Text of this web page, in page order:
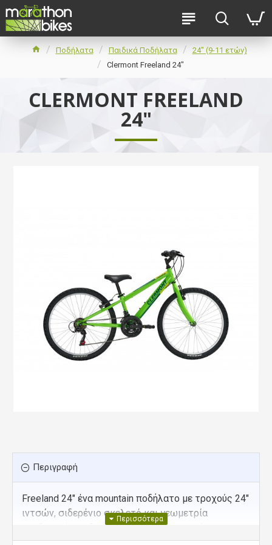
Ποδήλατα Παιδικά Ποδήλατα
24" (9-11 ετών)
Clermont Freeland 24"
CLERMONT FREELAND
24"
Περιγραφή
Freeland 24″ ένα mountain ποδήλατο με τροχούς 24″
ιντσών, σιδερένιο σκελετό και γεωμετρία
σχεδιασμένη ειδικά για να μην καταπονείται το
σώμα από την στάση οδήγησης. Είναι εξοπλισμένο